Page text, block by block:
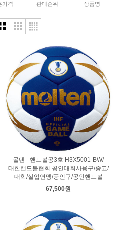
가격 판매순위 상품명
몰텐 - 핸드볼공3호 H3X5001-BW/
대한핸드볼협회 공인대회사용구/중고/
대학/실업연맹/공인구/공인핸드볼
67,500원